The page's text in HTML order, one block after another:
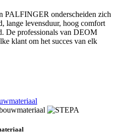
PALFINGER onderscheiden zich
lange levensduur, hoog comfort
De professionals van DEOM
klant om het succes van elk